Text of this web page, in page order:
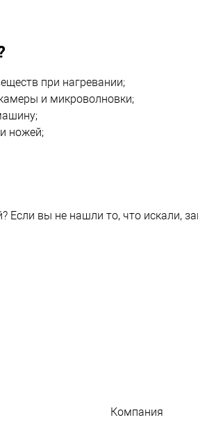
при нагревании;
и микроволновки;
ножей;
вы не нашли то, что искали,
Компания